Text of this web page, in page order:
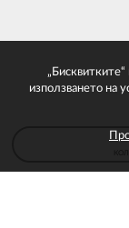
използването на